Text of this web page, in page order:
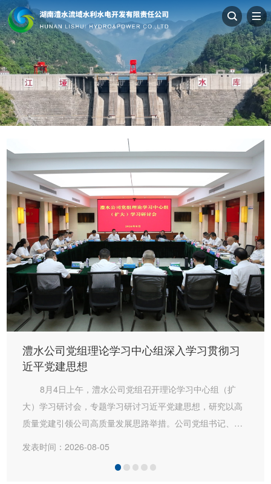
澧水公司党组理论学习中心组深入学习贯彻习
近平党建思想
8月4日上午，澧水公司党组召开理论学习中心组（扩
大）学习研讨会，专题学习研讨习近平党建思想，研究以高
质量党建引领公司高质量发展思路举措。公司党组书记、董
事长徐磊主持学习研讨并作重点发言。公司领导陈印辉、李
言。会议传达学习了中央党的建设工作领导小组《关于学习
发表时间：2026-08-05